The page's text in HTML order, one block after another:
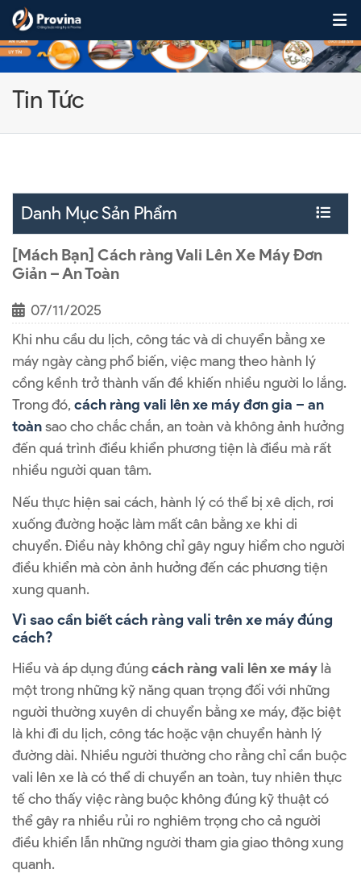
Skip to content
Tin Tức
Danh Mục Sản Phẩm
[Mách Bạn] Cách ràng Vali Lên Xe Máy Đơn
Giản – An Toàn
07/11/2025
Khi nhu cầu du lịch, công tác và di chuyển bằng xe
máy ngày càng phổ biến, việc mang theo hành lý
cồng kềnh trở thành vấn đề khiến nhiều người lo lắng.
Trong đó,cách ràng vali lên xe máy đơn gia – an
toànsao cho chắc chắn, an toàn và không ảnh hưởng
đến quá trình điều khiển phương tiện là điều mà rất
nhiều người quan tâm.
Nếu thực hiện sai cách, hành lý có thể bị xê dịch, rơi
xuống đường hoặc làm mất cân bằng xe khi di
chuyển. Điều này không chỉ gây nguy hiểm cho người
điều khiển mà còn ảnh hưởng đến các phương tiện
xung quanh.
Vì sao cần biết cách ràng vali trên xe máy đúng
cách?
Hiểu và áp dụng đúngcách ràng vali lên xe máy là
một trong những kỹ năng quan trọng đối với những
người thường xuyên di chuyển bằng xe máy, đặc biệt
là khi đi du lịch, công tác hoặc vận chuyển hành lý
đường dài. Nhiều người thường cho rằng chỉ cần buộc
vali lên xe là có thể di chuyển an toàn, tuy nhiên thực
tế cho thấy việc ràng buộc không đúng kỹ thuật có
thể gây ra nhiều rủi ro nghiêm trọng cho cả người
điều khiển lẫn những người tham gia giao thông xung
quanh.